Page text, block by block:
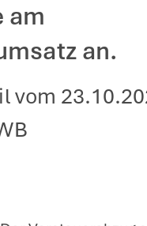
am
an.
vom